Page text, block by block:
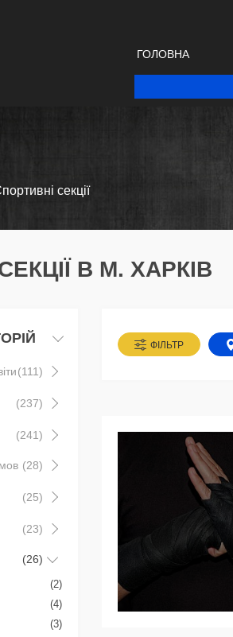
ГОЛОВНА
секції
В М. ХАРКІВ
ФІЛЬТР
(111)
(237)
(241)
(28)
(25)
(23)
(26)
(2)
(4)
(3)